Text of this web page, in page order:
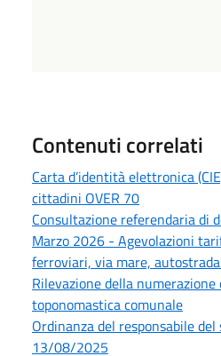
Contenuti correlati
Carta d’identità elettronica
cittadini OVER 70
Consultazione referendaria di
Marzo 2026 - Agevolazioni
ferroviari, via mare,
Rilevazione della
toponomastica comunale
Ordinanza del responsabile
13/08/2025